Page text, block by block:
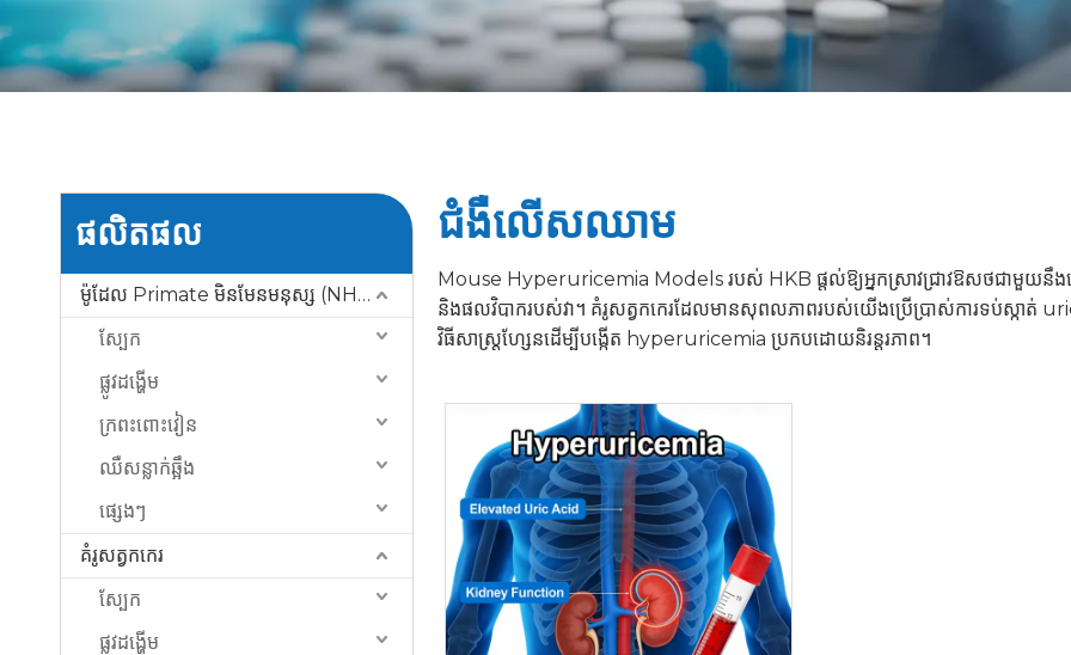
ឱសថការបកប្រែ និងជីវសម្គាល់
ការគាំទ្រការដាក់ស្នើ IND
ផលិតផល
ម៉ូដែល Primate មិនមែនមនុស្ស (NHP)
ស្បែក
ផ្លូវដង្ហើម
ក្រពះពោះវៀន
ឈឺសន្លាក់ឆ្អឹង
ផ្សេងៗ
គំរូសត្វកកេរ
ស្បែក
ផ្លូវដង្ហើម
ជំងឺលើសឈាម
Mouse Hyperuricemia Models របស់ HKB ផ្តល់ឱ្យអ្នកស្រាវជ្រាវឱសថជាមួយនឹងវ
និងផលវិបាករបស់វា។ គំរូសត្វកកេរដែលមានសុពលភាពរបស់យើងប្រើប្រាស់ការទប់ស្កា
វិធីសាស្រ្តហ្សែនដើម្បីបង្កើត hyperuricemia ប្រកបដោយនិរន្តរភាព។